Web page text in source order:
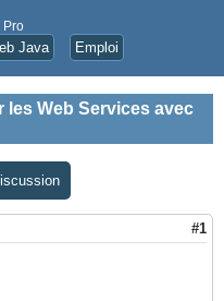
Pro
Java Emploi
les Web Services avec
#1